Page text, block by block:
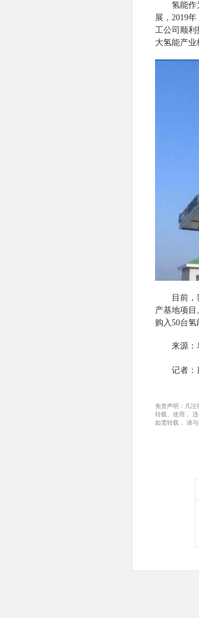
氢能作
展，2019
工公司顺利
大氢能产业
目前
产基地项
购入50台
来源：
记者：
免责声明：凡注
转载、使用，
如需转载， 请